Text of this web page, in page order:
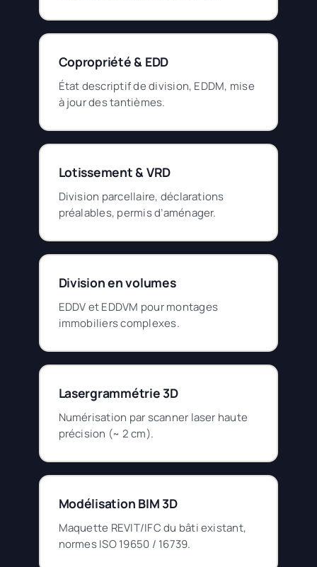
Copropriété & EDD
État descriptif de division, EDDM, mise
à jour des tantièmes.
Lotissement & VRD
Division parcellaire, déclarations
préalables, permis d’aménager.
Division en volumes
EDDV et EDDVM pour montages
immobiliers complexes.
Lasergrammétrie 3D
Numérisation par scanner laser haute
précision (~ 2 cm).
Modélisation BIM 3D
Maquette REVIT/IFC du bâti existant,
normes ISO 19650 / 16739.